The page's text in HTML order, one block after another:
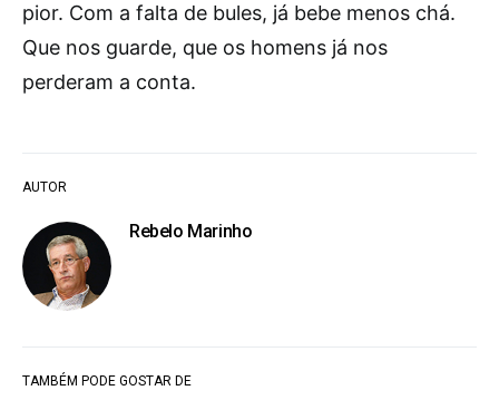
AUTOR
Rebelo Marinho
pior. Com a falta de bules, já bebe menos chá.
Que nos guarde, que os homens já nos
perderam a conta.
TAMBÉM PODE GOSTAR DE